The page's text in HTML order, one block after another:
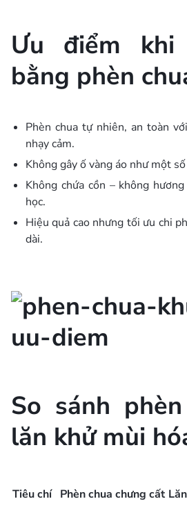
Ưu điểm
bằng phèn
Phèn chua tự nhiên, an toàn
nhạy cảm.
Không gây ố vàng áo như một
Không chứa cồn – không
học.
Hiệu quả cao nhưng tối ưu chi
dài.
So sánh
lăn khử mùi
Tiêu chí Phèn chua chưng cất